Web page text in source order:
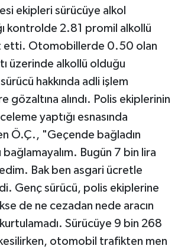
ekipleri sürücüye alkol
kontrolde 2.81 promil alkollü
etti. Otomobillerde 0.50 olan
üzerinde alkollü olduğu
hakkında adli işlem
gözaltına alındı. Polis ekiplerinin
yaptığı esnasında
Ö.Ç., "Geçende bağladın
bağlamayalım. Bugün 7 bin lira
Bak ben asgari ücretle
Genç sürücü, polis ekiplerine
de ne cezadan nede aracın
Sürücüye 9 bin 268
kesilirken, otomobil trafikten men